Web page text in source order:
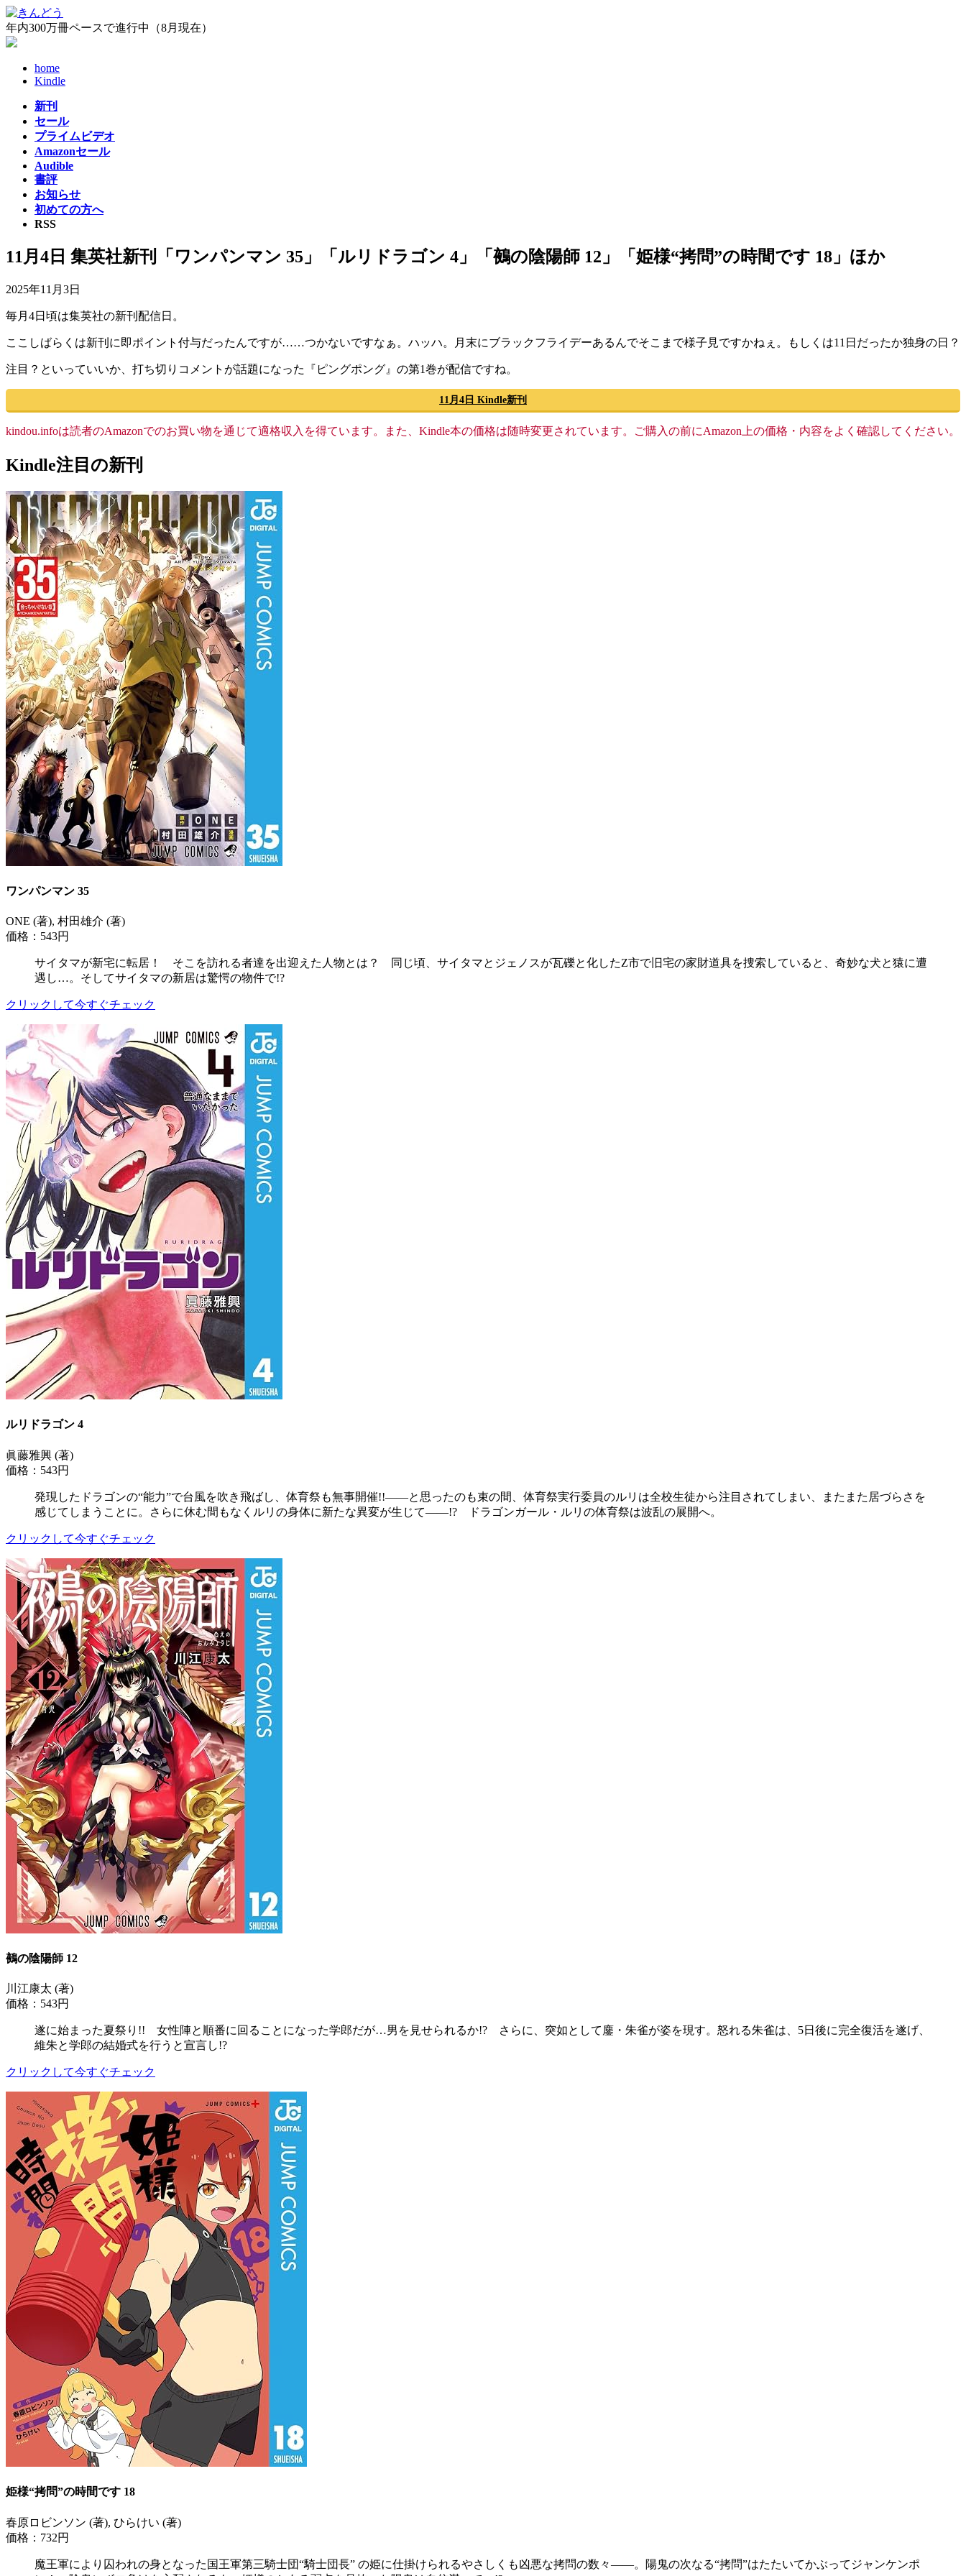
コ
ン
テ
ナ
ビ
ゲ
年内300万冊ペースで進行中（8月現在）
home
Kindle
新刊
セール
プライムビデオ
Amazonセール
Audible
書評
お知らせ
初めての方へ
RSS
11月4日 集英社新刊「ワンパンマン 35」「ルリドラゴン 4」「鵺の陰陽師 12」「姫様“拷問”の時間です 18」ほか
2025年11月3日
毎月4日頃は集英社の新刊配信日。
ここしばらくは新刊に即ポイント付与だったんですが……つかないですなぁ。ハッハ。月末にブラックフライデーあるんでそこまで様子見ですかねぇ。もしくは11日だったか独身の日？
注目？といっていいか、打ち切りコメントが話題になった『ピングポング』の第1巻が配信ですね。
11月4日 Kindle新刊
kindou.infoは読者のAmazonでのお買い物を通じて適格収入を得ています。また、Kindle本の価格は随時変更されています。ご購入の前にAmazon上の価格・内容をよく確認してください。
Kindle注目の新刊
ワンパンマン 35
ONE (著), 村田雄介 (著)
価格：543円
サイタマが新宅に転居！ そこを訪れる者達を出迎えた人物とは？ 同じ頃、サイタマとジェノスが瓦礫と化したZ市で旧宅の家財道具を捜索していると、奇妙な犬と猿に遭
遇し…。そしてサイタマの新居は驚愕の物件で!?
クリックして今すぐチェック
ルリドラゴン 4
眞藤雅興 (著)
価格：543円
発現したドラゴンの“能力”で台風を吹き飛ばし、体育祭も無事開催!!――と思ったのも束の間、体育祭実行委員のルリは全校生徒から注目されてしまい、またまた居づらさを
感じてしまうことに。さらに休む間もなくルリの身体に新たな異変が生じて――!? ドラゴンガール・ルリの体育祭は波乱の展開へ。
クリックして今すぐチェック
鵺の陰陽師 12
川江康太 (著)
価格：543円
遂に始まった夏祭り!! 女性陣と順番に回ることになった学郎だが…男を見せられるか!? さらに、突如として鏖・朱雀が姿を現す。怒れる朱雀は、5日後に完全復活を遂げ、
維朱と学郎の結婚式を行うと宣言し!?
クリックして今すぐチェック
姫様“拷問”の時間です 18
春原ロビンソン (著), ひらけい (著)
価格：732円
魔王軍により囚われの身となった国王軍第三騎士団“騎士団長” の姫に仕掛けられるやさしくも凶悪な拷問の数々――。陽鬼の次なる“拷問”はたたいてかぶってジャンケンポ